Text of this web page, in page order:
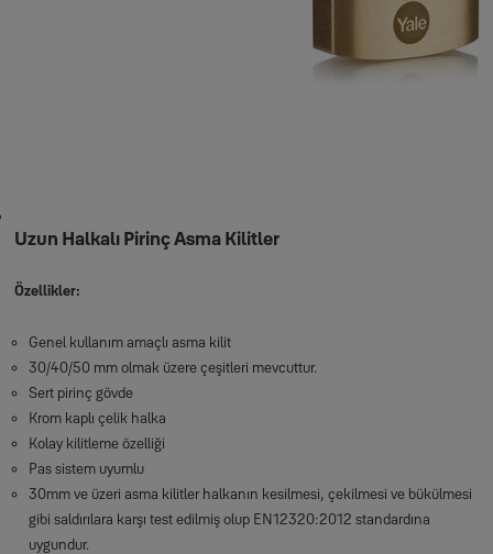
Uzun Halkalı Pirinç Asma Kilitler
Özellikler:
Genel kullanım amaçlı asma kilit
30/40/50 mm olmak üzere çeşitleri mevcuttur.
Sert pirinç gövde
Krom kaplı çelik halka
Kolay kilitleme özelliği
Pas sistem uyumlu
30mm ve üzeri asma kilitler halkanın kesilmesi, çekilmesi ve bükülmesi
gibi saldırılara karşı test edilmiş olup EN12320:2012 standardına
uygundur.